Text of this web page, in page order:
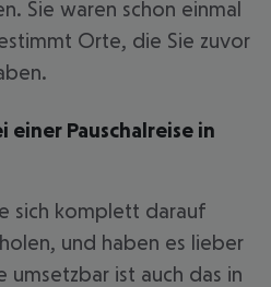
Sie waren schon einmal
Orte, die Sie zuvor
einer Pauschalreise in
sich komplett darauf
und haben es lieber
umsetzbar ist auch das in